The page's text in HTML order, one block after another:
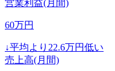
営業利益(月間)
60万円
↓平均より 22.6万円低い
売上高(月間)